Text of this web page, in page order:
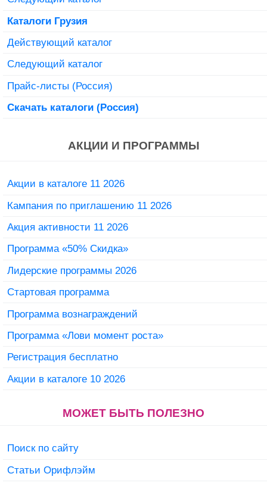
Каталоги Грузия
Действующий каталог
Следующий каталог
Прайс-листы (Россия)
Скачать каталоги (Россия)
АКЦИИ И ПРОГРАММЫ
Акции в каталоге 11 2026
Кампания по приглашению 11 2026
Акция активности 11 2026
Программа «50% Скидка»
Лидерские программы 2026
Стартовая программа
Программа вознаграждений
Программа «Лови момент роста»
Регистрация бесплатно
Акции в каталоге 10 2026
МОЖЕТ БЫТЬ ПОЛЕЗНО
Поиск по сайту
Статьи Орифлэйм